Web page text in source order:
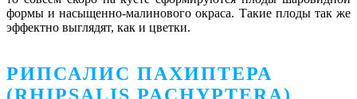
формы и насыщенно-малинового окраса. Такие плоды так же
эффектно выглядят, как и цветки.
РИПСАЛИС ПАХИПТЕРА